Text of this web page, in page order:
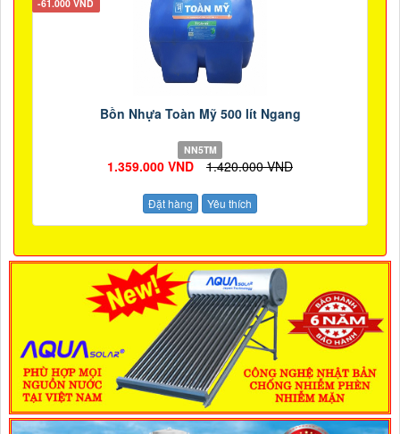
-61.000 VND
Bồn Nhựa Toàn Mỹ 500 lít Ngang
NN5TM
1.359.000 VND 1.420.000 VND
Đặt hàng Yêu thích